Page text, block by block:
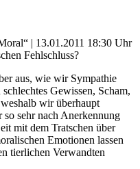
| 13.01.2011 18:30 Uhr
Fehlschluss?
aus, wie wir Sympathie
Gewissen, Scham,
wir überhaupt
sehr nach Anerkennung
mit dem Tratschen über
Emotionen lassen
tierlichen Verwandten